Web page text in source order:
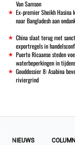
Van Samson
Ex-premier Sheikh Hasina
naar Bangladesh aan
China slaat terug met
exportregels in
Puerto Ricaanse steden
waterbeperkingen in
Gouddossier 8: Asabina
riviergrind
NIEUWS